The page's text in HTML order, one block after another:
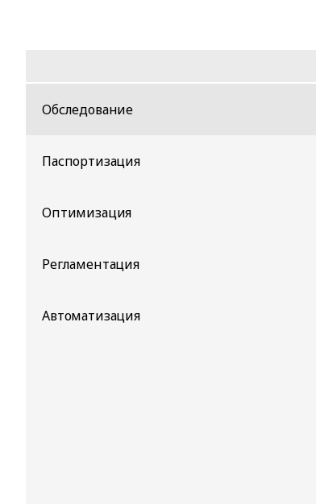
Обследование
Паспортизация
Оптимизация
Регламентация
Автоматизация